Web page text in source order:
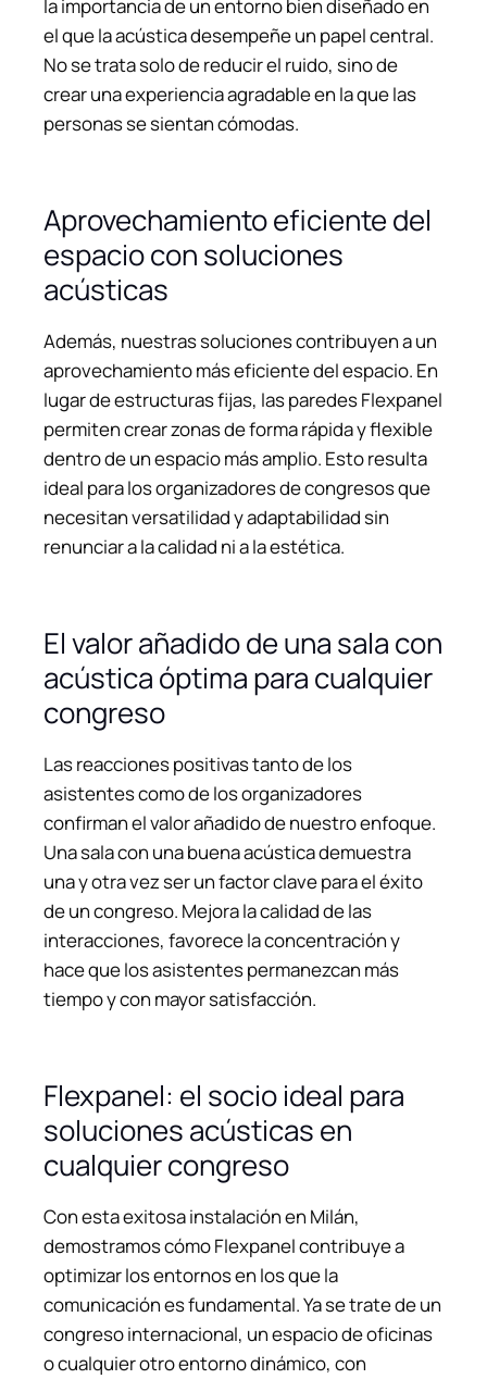
la importancia de un entorno bien diseñado en
el que la acústica desempeñe un papel central.
No se trata solo de reducir el ruido, sino de
crear una experiencia agradable en la que las
personas se sientan cómodas.
Aprovechamiento eficiente del
espacio con soluciones
acústicas
Además, nuestras soluciones contribuyen a un
aprovechamiento más eficiente del espacio. En
lugar de estructuras fijas, las paredes Flexpanel
permiten crear zonas de forma rápida y flexible
dentro de un espacio más amplio. Esto resulta
ideal para los organizadores de congresos que
necesitan versatilidad y adaptabilidad sin
renunciar a la calidad ni a la estética.
El valor añadido de una sala con
acústica óptima para cualquier
congreso
Las reacciones positivas tanto de los
asistentes como de los organizadores
confirman el valor añadido de nuestro enfoque.
Una sala con una buena acústica demuestra
una y otra vez ser un factor clave para el éxito
de un congreso. Mejora la calidad de las
interacciones, favorece la concentración y
hace que los asistentes permanezcan más
tiempo y con mayor satisfacción.
Flexpanel: el socio ideal para
soluciones acústicas en
cualquier congreso
Con esta exitosa instalación en Milán,
demostramos cómo Flexpanel contribuye a
optimizar los entornos en los que la
comunicación es fundamental. Ya se trate de un
congreso internacional, un espacio de oficinas
o cualquier otro entorno dinámico, con